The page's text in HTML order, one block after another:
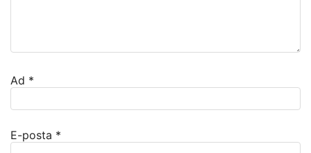
Ad *
E-posta *